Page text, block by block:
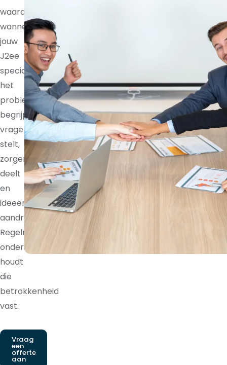
waardevoller
wanneer
jouw
J2ee
specialist
het
probleem
begrijpt,
vragen
stelt,
zorgen
deelt
en
ideeën
aandraagt.
Regelmatige
ondersteuning
houdt
die
betrokkenheid
vast.
Vraag
een
offerte
aan